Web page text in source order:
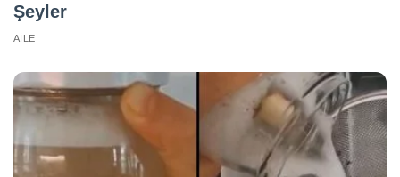
Şeyler
AILE